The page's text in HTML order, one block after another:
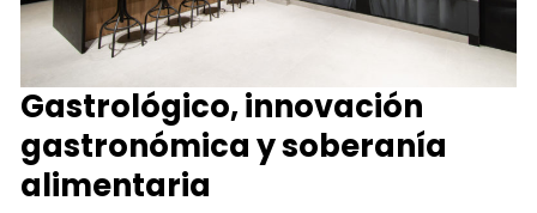
Gastrológico, innovación
gastronómica y soberanía
alimentaria